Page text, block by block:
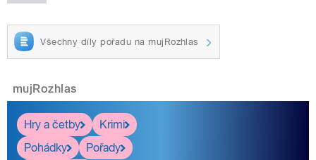
Všechny díly pořadu na mujRozhlas
mujRozhlas
Hry a četby
Krimi
Pohádky
Pořady